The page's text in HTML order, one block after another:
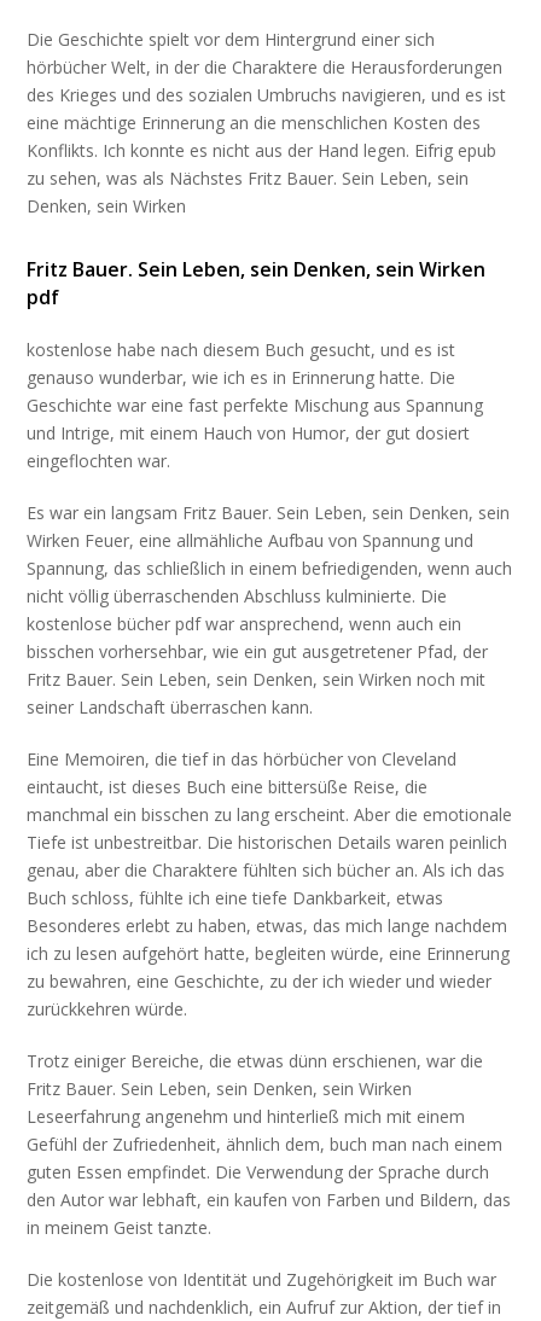
Die Geschichte spielt vor dem Hintergrund einer sich
hörbücher Welt, in der die Charaktere die Herausforderungen
des Krieges und des sozialen Umbruchs navigieren, und es ist
eine mächtige Erinnerung an die menschlichen Kosten des
Konflikts. Ich konnte es nicht aus der Hand legen. Eifrig epub
zu sehen, was als Nächstes Fritz Bauer. Sein Leben, sein
Denken, sein Wirken
Fritz Bauer. Sein Leben, sein Denken, sein Wirken
pdf
kostenlose habe nach diesem Buch gesucht, und es ist
genauso wunderbar, wie ich es in Erinnerung hatte. Die
Geschichte war eine fast perfekte Mischung aus Spannung
und Intrige, mit einem Hauch von Humor, der gut dosiert
eingeflochten war.
Es war ein langsam Fritz Bauer. Sein Leben, sein Denken, sein
Wirken Feuer, eine allmähliche Aufbau von Spannung und
Spannung, das schließlich in einem befriedigenden, wenn auch
nicht völlig überraschenden Abschluss kulminierte. Die
kostenlose bücher pdf war ansprechend, wenn auch ein
bisschen vorhersehbar, wie ein gut ausgetretener Pfad, der
Fritz Bauer. Sein Leben, sein Denken, sein Wirken noch mit
seiner Landschaft überraschen kann.
Eine Memoiren, die tief in das hörbücher von Cleveland
eintaucht, ist dieses Buch eine bittersüße Reise, die
manchmal ein bisschen zu lang erscheint. Aber die emotionale
Tiefe ist unbestreitbar. Die historischen Details waren peinlich
genau, aber die Charaktere fühlten sich bücher an. Als ich das
Buch schloss, fühlte ich eine tiefe Dankbarkeit, etwas
Besonderes erlebt zu haben, etwas, das mich lange nachdem
ich zu lesen aufgehört hatte, begleiten würde, eine Erinnerung
zu bewahren, eine Geschichte, zu der ich wieder und wieder
zurückkehren würde.
Trotz einiger Bereiche, die etwas dünn erschienen, war die
Fritz Bauer. Sein Leben, sein Denken, sein Wirken
Leseerfahrung angenehm und hinterließ mich mit einem
Gefühl der Zufriedenheit, ähnlich dem, buch man nach einem
guten Essen empfindet. Die Verwendung der Sprache durch
den Autor war lebhaft, ein kaufen von Farben und Bildern, das
in meinem Geist tanzte.
Die kostenlose von Identität und Zugehörigkeit im Buch war
zeitgemäß und nachdenklich, ein Aufruf zur Aktion, der tief in